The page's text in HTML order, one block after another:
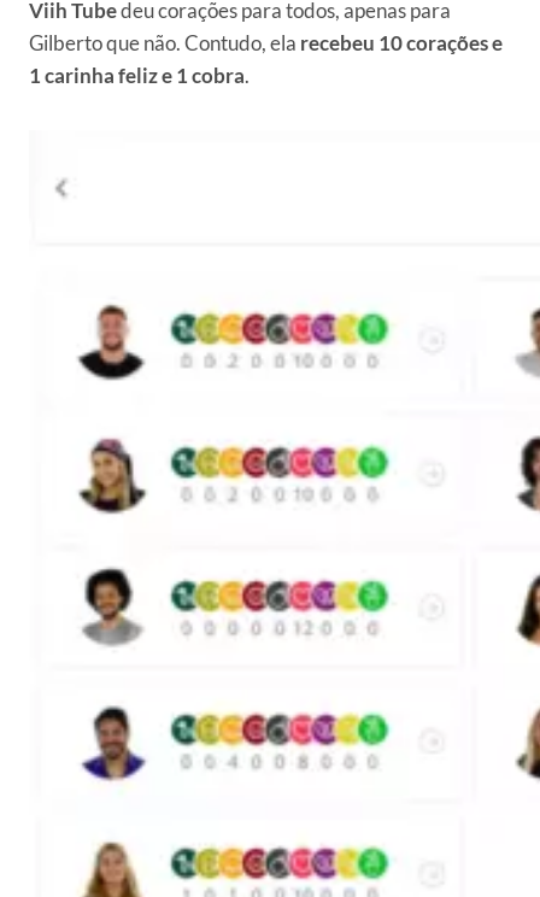
Viih Tubedeu corações para todos, apenas para
Gilberto que não. Contudo, ela recebeu 10 corações e
1 carinha feliz e 1 cobra.